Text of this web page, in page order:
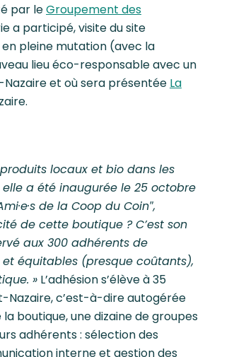
par leGroupement des
a participé, visite du site
pleine mutation (avec la
lieu éco-responsable avec un
et où sera présentée La
locaux et bio dans les
a été inaugurée le 25 octobre
de la Coop du Coin″,
de cette boutique ? C’est son
aux 300 adhérents de
équitables (presque coûtants),
» L’adhésion s’élève à 35
Nazaire, c’est-à-dire autogérée
boutique, une dizaine de groupes
adhérents : sélection des
interne et gestion des